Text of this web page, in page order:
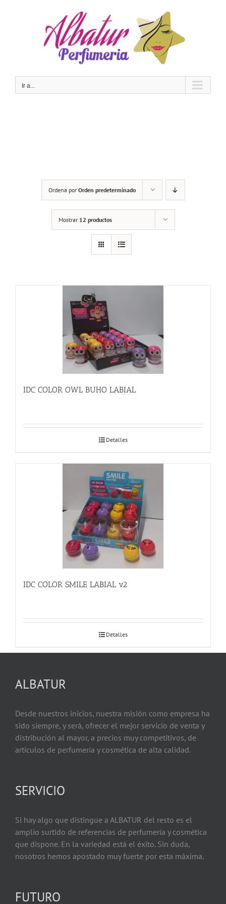
Ir a...
Ordena por Orden predeterminado
Mostrar 12 productos
IDC COLOR OWL BUHO LABIAL
Detalles
IDC COLOR SMILE LABIAL v2
Detalles
ALBATUR
Desde nuestros inicios, nuestra misión como empresa ha
sido siempre, y será, ofrecer el mejor servicio de venta y
distribución al mayor, a precios muy competitivos, de
artículos de perfumería y cosmética de alta calidad.
SERVICIO
Si hay algo que distingue a ALBATUR del resto es el
amplio surtido de referencias de perfumería y cosmética
que dispone. En la variedad está el éxito. Sin duda,
nosotros hemos apostado muy fuerte por esta máxima.
FUTURO